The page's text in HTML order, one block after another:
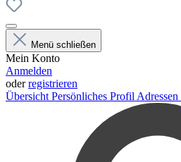
Menü schließen
Mein Konto
Anmelden
oderregistrieren
Übersicht Persönliches Profil Adressen